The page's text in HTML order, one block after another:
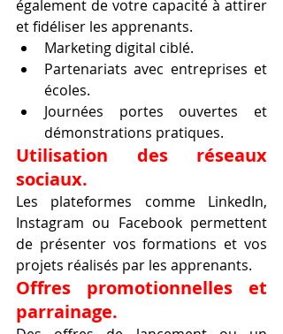
également de votre capacité à attirer
et fidéliser les apprenants.
Marketing digital ciblé.
Partenariats avec entreprises et
écoles.
Journées portes ouvertes et
démonstrations pratiques.
Utilisation des réseaux
sociaux.
Les plateformes comme LinkedIn,
Instagram ou Facebook permettent
de présenter vos formations et vos
projets réalisés par les apprenants.
Offres promotionnelles et
parrainage.